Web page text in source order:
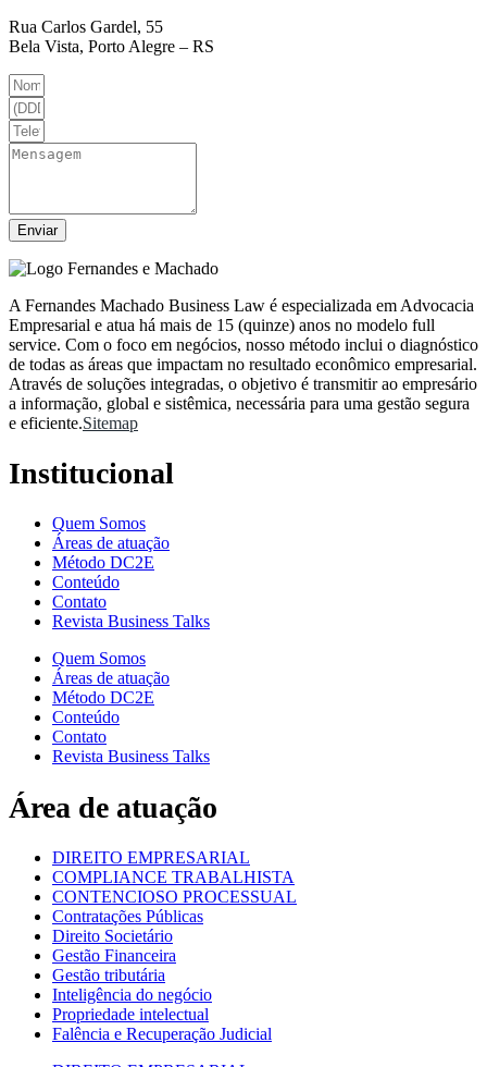
Rua Carlos Gardel, 55
Bela Vista, Porto Alegre – RS
Enviar
A Fernandes Machado Business Law é especializada em Advocacia
Empresarial e atua há mais de 15 (quinze) anos no modelo full
service. Com o foco em negócios, nosso método inclui o diagnóstico
de todas as áreas que impactam no resultado econômico empresarial.
Através de soluções integradas, o objetivo é transmitir ao empresário
a informação, global e sistêmica, necessária para uma gestão segura
e eficiente.Sitemap
Institucional
Quem Somos
Áreas de atuação
Método DC2E
Conteúdo
Contato
Revista Business Talks
Quem Somos
Áreas de atuação
Método DC2E
Conteúdo
Contato
Revista Business Talks
Área de atuação
DIREITO EMPRESARIAL
COMPLIANCE TRABALHISTA
CONTENCIOSO PROCESSUAL
Contratações Públicas
Direito Societário
Gestão Financeira
Gestão tributária
Inteligência do negócio
Propriedade intelectual
Falência e Recuperação Judicial